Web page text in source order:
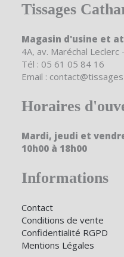
Tissages
Magasin d'usine et
4A, av. Maréchal
Tél : 05 61 05 84 16
Email :
Horaires
Mardi, jeudi et
10h00 à 18h00
Informations
Contact
Conditions de vente
Confidentialité RGPD
Mentions Légales